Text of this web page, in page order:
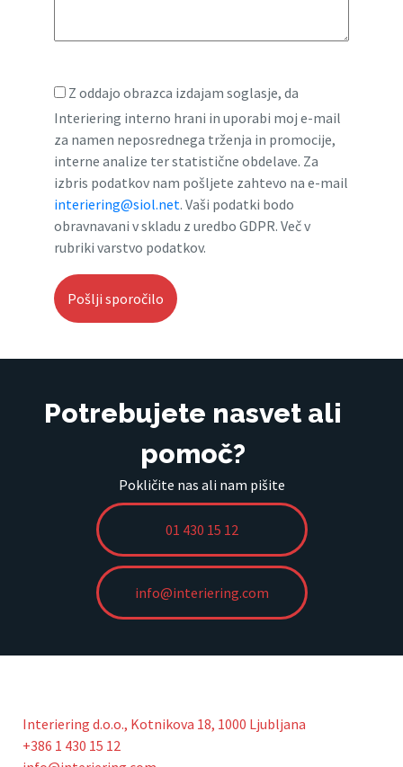
Z oddajo obrazca izdajam soglasje, da
Interiering interno hrani in uporabi moj e-mail
za namen neposrednega trženja in promocije,
interne analize ter statistične obdelave. Za
izbris podatkov nam pošljete zahtevo na e-mail
interiering@siol.net. Vaši podatki bodo
obravnavani v skladu z uredbo GDPR. Več v
rubriki varstvo podatkov.
Potrebujete nasvet ali
pomoč?
Pokličite nas ali nam pišite
01 430 15 12
info@interiering.com
Interiering d.o.o., Kotnikova 18, 1000 Ljubljana
+386 1 430 15 12